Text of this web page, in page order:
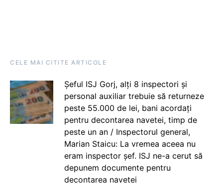
CELE MAI CITITE ARTICOLE
Șeful ISJ Gorj, alți 8 inspectori și
personal auxiliar trebuie să returneze
peste 55.000 de lei, bani acordați
pentru decontarea navetei, timp de
peste un an / Inspectorul general,
Marian Staicu: La vremea aceea nu
eram inspector șef. ISJ ne-a cerut să
depunem documente pentru
decontarea navetei